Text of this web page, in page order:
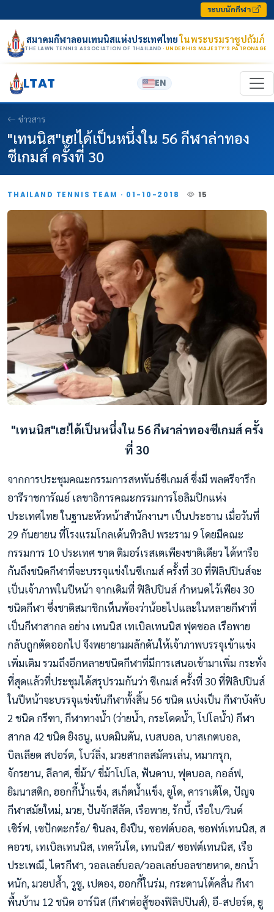
ระบบนักกีฬา
สมาคมกีฬาลอนเทนนิสแห่งประเทศไทยในพระบรมราชูปถัมภ์
THE LAWN TENNIS ASSOCIATION OF THAILAND · UNDER HIS MAJESTY’S PATRONAGE
LTAT EN
ข่าวสาร
"เทนนิส"เฮ!ได้เป็นหนึ่งใน 56 กีฬาล่าทอง
ซีเกมส์ ครั้งที่ 30
THAILAND TENNIS TEAM · 01-10-2018 15
"เทนนิส"เฮ!ได้เป็นหนึ่งใน 56 กีฬาล่าทองซีเกมส์ ครั้ง
ที่ 30
จากการประชุมคณะกรรมการสหพันธ์​ซีเกมส์​ ซึ่งมี พลตรีจารึก​
อารีราชการัณย์​ เลขาธิการคณะกรรมการโอลิมปิกแห่ง
ประเทศไทย​ ในฐานะหัวหน้าสำนักงานฯ เป็นประธาน เมื่อวันที่​
29​ กันยายน​ ที่โรงแรมโกลเด้น​ทิวลิป​ พระราม​ 9 โดยมีคณะ
กรรมการ 10​ ประเทศ​ ขาด ติมอร์เรสเตเพียงชาติเดียว ได้หารือ
กันถึงชนิดกีฬาที่จะบรรจุแข่งในซีเกมส์ ครั้งที่ 30 ที่ฟิลิปปินส์จะ
เป็นเจ้าภาพในปีหน้า จากเดิมที่ ฟิลิปปินส์ กำหนดไว้เพียง 30​
ชนิดกีฬา ซึ่งชาติสมาชิกเห็นพ้องว่าน้อยไปและในหลายกีฬาที่
เป็นกีฬาสากล อย่าง เทนนิส เทเบิลเทนนิส ฟุตซอล เรือพาย
กลับถูกตัดออกไป จึงพยายามผลักดันให้เจ้าภาพบรรจุเข้าแข่ง
เพิ่มเติม รวมถึงอีกหลายชนิดกีฬาที่มีการเสนอเข้ามาเพิ่ม กระทั่ง
ที่สุดแล้วที่ประชุมได้สรุปรวมกันว่า ซีเกมส์ ครั้งที่ 30 ที่ฟิลิปปินส์
ในปีหน้าจะบรรจุแข่งขันกีฬาทั้งสิ้น 56 ชนิด แบ่งเป็น กีฬาบังคับ
2 ชนิด กรีฑา, กีฬาทางน้ำ (ว่ายน้ำ, กระโดดน้ำ, โปโลน้ำ) กีฬา
สากล 42 ชนิด ยิงธนู, แบดมินตัน, เบสบอล, บาสเกตบอล,
บิลเลียด สปอร์ต, โบว์ลิ่ง, มวยสากลสมัครเล่น, หมากรุก,
จักรยาน, ลีลาศ, ขี่ม้า/ ขี่ม้าโปโล, ฟันดาบ, ฟุตบอล, กอล์ฟ,
ยิมนาสติก, ฮอกกี้น้ำแข็ง, สเก็ตน้ำแข็ง, ยูโด, คาราเต้โด, ปัญจ
กีฬาสมัยใหม่, มวย, ปันจักสีลัต, เรือพาย, รักบี้, เรือใบ/วินด์
เซิร์ฟ, เซปักตะกร้อ/ ชินลง, ยิงปืน, ซอฟต์บอล, ซอฟท์เทนนิส, ส
คอวช, เทเบิลเทนนิส, เทควันโด, เทนนิส/ ซอฟต์เทนนิส, เรือ
ประเพณี, ไตรกีฬา, วอลเลย์บอล/วอลเลย์บอลชายหาด, ยกน้ำ
หนัก, มวยปล้ำ, วูซู, เปตอง, ฮอกกี้ในร่ม, กระดานโต้คลื่น กีฬา
พื้นบ้าน 12 ชนิด อาร์นิส (กีฬาต่อสู้ของฟิลิปปินส์), อี-สปอร์ต, ยู